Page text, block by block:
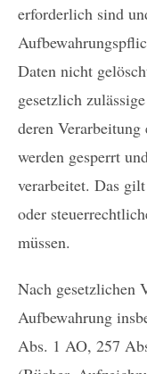
erforderlich sind
Daten nicht
gesetzlich
deren
werden gesperrt
verarbeitet. Das
oder
müssen.
Nach gesetzlichen
Aufbewahrung
Abs. 1 AO, 257